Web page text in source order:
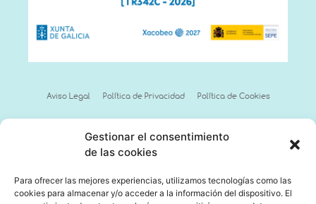
Gestionar el consentimiento
de las cookies
Para ofrecer las mejores experiencias, utilizamos tecnologías como las
cookies para almacenar y/o acceder a la información del dispositivo. El
Aviso Legal Política de Privacidad Política de Cookies